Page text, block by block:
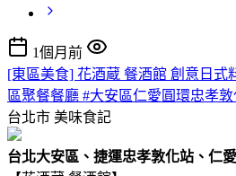
1個月前
[東區美食] 花酒蔵 餐酒館 創意日式
區聚餐餐廳 #大安區仁愛圓環忠孝
台北市 美味食記
台北大安區、捷運忠孝敦化站、仁